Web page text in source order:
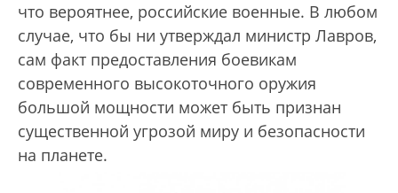
что вероятнее, российские военные. В любом
случае, что бы ни утверждал министр Лавров,
сам факт предоставления боевикам
современного высокоточного оружия
большой мощности может быть признан
существенной угрозой миру и безопасности
на планете.